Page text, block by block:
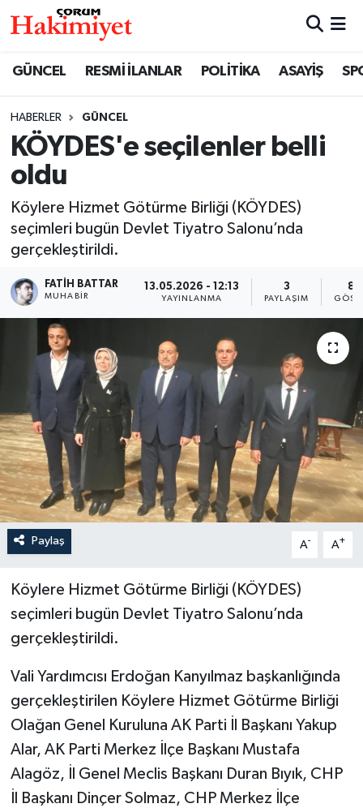
GÜNCEL RESMİ İLANLAR POLİTİKA ASAYİŞ
HABERLER GÜNCEL
KÖYDES'e seçilenler belli
oldu
Köylere Hizmet Götürme Birliği (KÖYDES)
seçimleri bugün Devlet Tiyatro Salonu’nda
gerçekleştirildi.
FATIH BATTAR
MUHABIR
13.05.2026 - 12:13
YAYINLANMA
3
PAYLAŞIM
Paylaş A- A+
Köylere Hizmet Götürme Birliği (KÖYDES)
seçimleri bugün Devlet Tiyatro Salonu’nda
gerçekleştirildi.
Vali Yardımcısı Erdoğan Kanyılmaz başkanlığında
gerçekleştirilen Köylere Hizmet Götürme Birliği
Olağan Genel Kuruluna AK Parti İl Başkanı Yakup
Alar, AK Parti Merkez İlçe Başkanı Mustafa
Alagöz, İl Genel Meclis Başkanı Duran Bıyık, CHP
İl Başkanı Dinçer Solmaz, CHP Merkez İlçe
SAĞLIK
ASAYİŞ
EKONOMİ
EĞİTİM
İLÇELER
OTOPARK
TEKNOLOJİ
Nöbetçi Eczaneler
Çorum Namaz Vakitleri
Trafik Durumu
Süper Lig Puan Durumu ve Fikstür
Haber Arşivi